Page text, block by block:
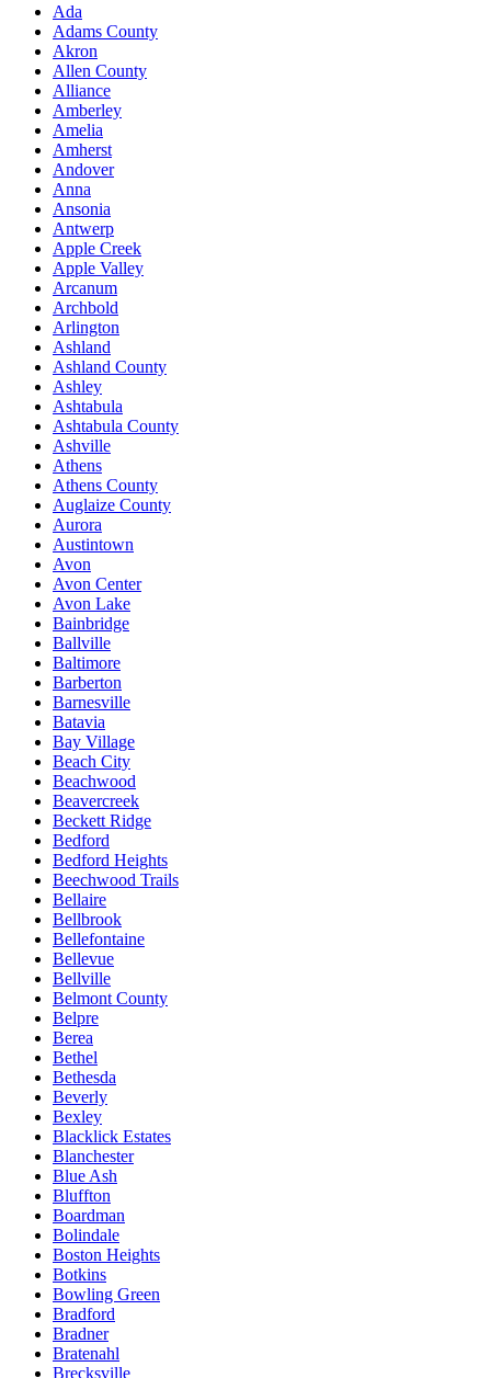
Ada
Adams County
Akron
Allen County
Alliance
Amberley
Amelia
Amherst
Andover
Anna
Ansonia
Antwerp
Apple Creek
Apple Valley
Arcanum
Archbold
Arlington
Ashland
Ashland County
Ashley
Ashtabula
Ashtabula County
Ashville
Athens
Athens County
Auglaize County
Aurora
Austintown
Avon
Avon Center
Avon Lake
Bainbridge
Ballville
Baltimore
Barberton
Barnesville
Batavia
Bay Village
Beach City
Beachwood
Beavercreek
Beckett Ridge
Bedford
Bedford Heights
Beechwood Trails
Bellaire
Bellbrook
Bellefontaine
Bellevue
Bellville
Belmont County
Belpre
Berea
Bethel
Bethesda
Beverly
Bexley
Blacklick Estates
Blanchester
Blue Ash
Bluffton
Boardman
Bolindale
Boston Heights
Botkins
Bowling Green
Bradford
Bradner
Bratenahl
Brecksville